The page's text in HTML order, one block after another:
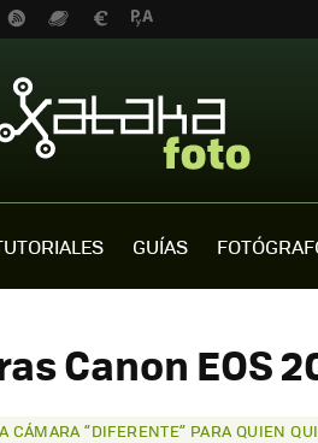
GUÍAS
Canon EOS
“DIFERENTE” PARA QUIEN